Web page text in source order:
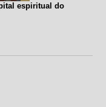
espiritual do